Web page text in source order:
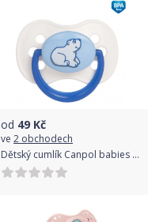
od 49 Kč
ve 2 obchodech
Dětský cumlík Canpol babies 0-6 m kaučukové třešinka ANIMALS 22/593 bílý